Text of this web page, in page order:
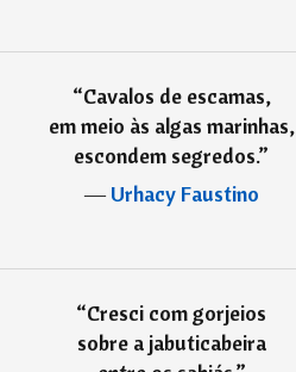
“Cavalos de escamas,
em meio às algas marinhas,
escondem segredos.”
―Urhacy Faustino
“Cresci com gorjeios
sobre a jabuticabeira